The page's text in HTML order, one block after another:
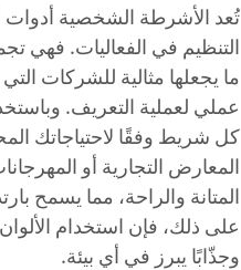
تُعد الأشرطة الشخصية أدوات
التنظيم في الفعاليات. فهي
ما يجعلها مثالية للشركات
عملي لعملية التعريف.
كل شريط وفقًا لاحتياجاتك
المعارض التجارية أو
المتانة والراحة، مما يسمح
على ذلك، فإن استخدام الألوان
وجذّابًا يبرز في أي بيئة.